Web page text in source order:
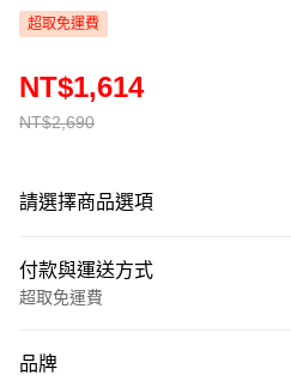
超取免運費
NT$2,690
NT$1,614
請選擇商品選項
付款與運送方式
超取免運費
品牌